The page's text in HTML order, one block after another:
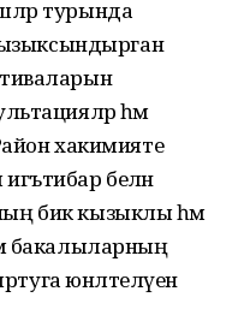
турында
һәм
хакимияте
белән
бик кызыклы һәм
бакалыларның
юнәлтелүен